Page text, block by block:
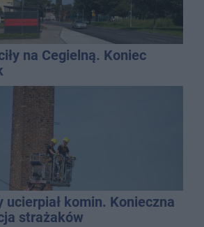
na Cegielną. Koniec
ucierpiał komin. Konieczna
strażaków